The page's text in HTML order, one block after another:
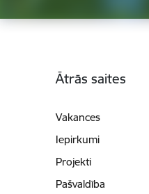
Ātrās saites
Vakances
Iepirkumi
Projekti
Pašvaldība